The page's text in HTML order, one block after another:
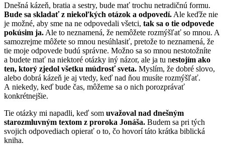
Dnešná kázeň, bratia a sestry, bude mať trochu netradičnú formu.
Bude sa skladať z niekoľkých otázok a odpovedí. Ale keďže nie
je možné, aby sme na ne odpovedali všetci, tak sa o tie odpovede
pokúsim ja. Ale to neznamená, že nemôžete rozmýšľať so mnou. A
samozrejme môžete so mnou nesúhlasiť, pretože to neznamená, že
tie moje odpovede budú správne. Možno sa so mnou nestotožníte
a budete mať na niektoré otázky iný názor, ale ja tu nestojím ako
ten, ktorý zjedol všetku múdrosť sveta. Myslím, že dobré slovo,
alebo dobrá kázeň je aj vtedy, keď nad ňou musíte rozmýšľať.
A niekedy, keď bude čas, môžeme sa o nich porozprávať
konkrétnejšie.
Tie otázky mi napadli, keď som uvažoval nad dnešným
starozmluvným textom z proroka Jonáša. Budem sa pri tých
svojich odpovediach opierať o to, čo hovorí táto krátka biblická
kniha.